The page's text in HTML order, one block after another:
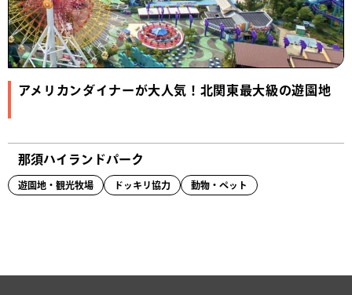
アメリカンダイナーが大人気！北関東最大級の遊園地
那須ハイランドパーク
遊園地・観光牧場 ドッキリ協力 動物・ペット